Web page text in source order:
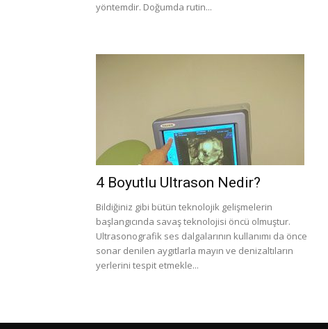
yöntemdir. Doğumda rutin...
4 Boyutlu Ultrason Nedir?
Bildiğiniz gibi bütün teknolojik gelişmelerin
başlangıcında savaş teknolojisi öncü olmuştur.
Ultrasonografik ses dalgalarının kullanımı da önce
sonar denilen aygıtlarla mayın ve denizaltıların
yerlerini tespit etmekle...